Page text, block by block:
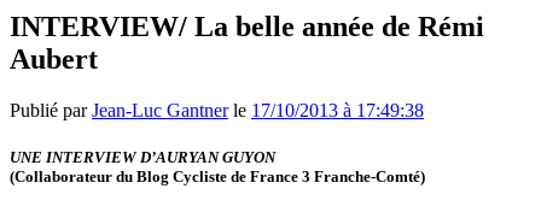
INTERVIEW/ La belle année de Rémi
Aubert
Publié parJean-Luc Gantnerle 17/10/2013 à 17:49:38
UNE INTERVIEW D’AURYAN GUYON
(Collaborateur du Blog Cycliste de France 3 Franche-Comté)